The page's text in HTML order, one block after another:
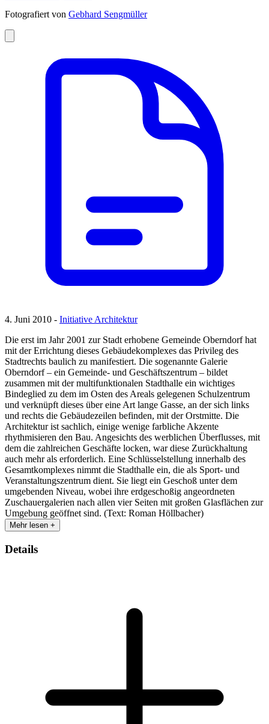
Fotografiert von Gebhard Sengmüller
4. Juni 2010 - Initiative Architektur
Die erst im Jahr 2001 zur Stadt erhobene Gemeinde Oberndorf hat
mit der Errichtung dieses Gebäudekomplexes das Privileg des
Stadtrechts baulich zu manifestiert. Die sogenannte Galerie
Oberndorf – ein Gemeinde- und Geschäftszentrum – bildet
zusammen mit der multifunktionalen Stadthalle ein wichtiges
Bindeglied zu dem im Osten des Areals gelegenen Schulzentrum
und verknüpft dieses über eine Art lange Gasse, an der sich links
und rechts die Gebäudezeilen befinden, mit der Orstmitte. Die
Architektur ist sachlich, einige wenige farbliche Akzente
rhythmisieren den Bau. Angesichts des werblichen Überflusses, mit
dem die zahlreichen Geschäfte locken, war diese Zurückhaltung
auch mehr als erforderlich. Eine Schlüsselstellung innerhalb des
Gesamtkomplexes nimmt die Stadthalle ein, die als Sport- und
Veranstaltungszentrum dient. Sie liegt ein Geschoß unter dem
umgebenden Niveau, wobei ihre erdgeschoßig angeordneten
Zuschauergalerien nach allen vier Seiten mit großen Glasflächen zur
Umgebung geöffnet sind. (Text: Roman Höllbacher)
Mehr lesen +
Details